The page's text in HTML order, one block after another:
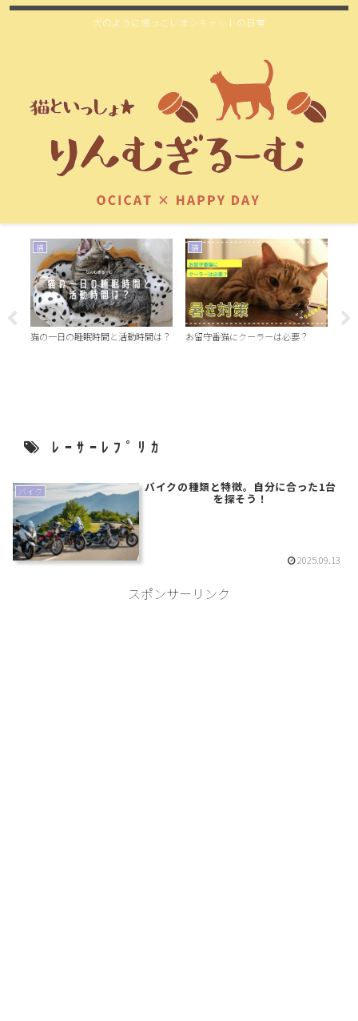
犬のように懐っこいオシキャットの日常
猫
猫の一日の睡眠時間と活動時間は？
猫
お留守番猫にクーラーは必要？
ﾚｰｻｰﾚﾌﾟﾘｶ
バイク バイクの種類と特徴。自分に合った1台
を探そう！
2025.09.13
スポンサーリンク